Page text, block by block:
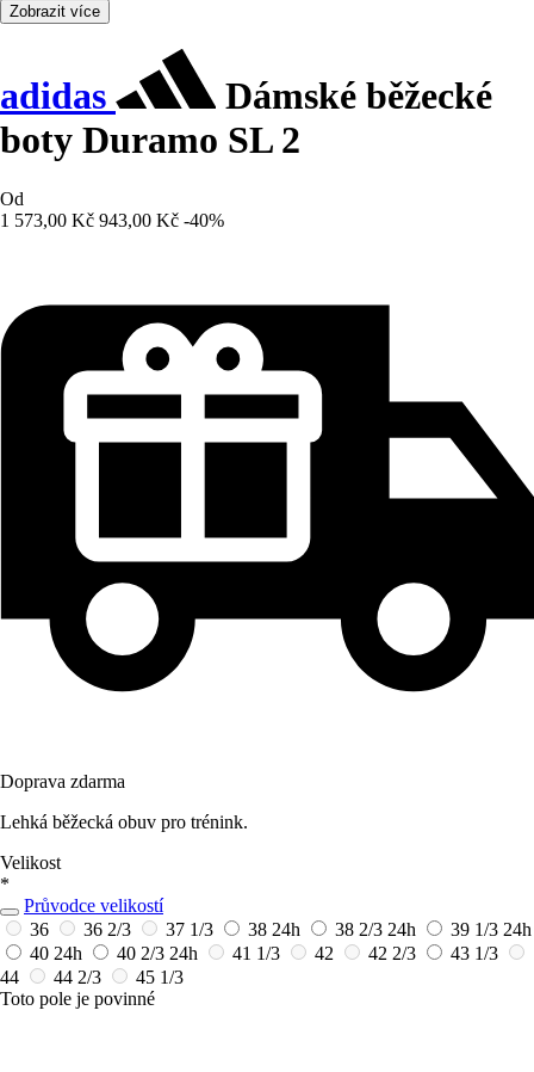
Zobrazit více
adidas
Dámské běžecké
boty Duramo SL 2
Od
1 573,00 Kč 943,00 Kč -40%
Doprava zdarma
Lehká běžecká obuv pro trénink.
Velikost
*
Průvodce velikostí
36
36 2/3 37 1/3 38 24h 38 2/3 24h 39 1/3 24h
40 24h 40 2/3 24h 41 1/3 42 42 2/3
43 1/3
44
44 2/3
45 1/3
Toto pole je povinné